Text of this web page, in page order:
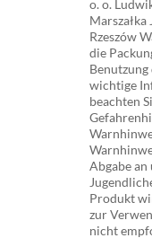
o. o.
Marszałka
Rzeszów
die
wichtige
beachten
Abgabe
Produkt
zur
nicht